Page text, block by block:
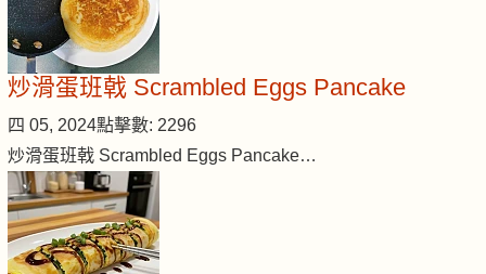
炒滑蛋班戟 Scrambled Eggs Pancake
四 05, 2024點擊數: 2296
炒滑蛋班戟 Scrambled Eggs Pancake…